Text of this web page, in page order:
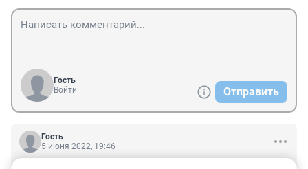
Гость
Войти
Отправить
Гость
5 июня 2022, 19:46